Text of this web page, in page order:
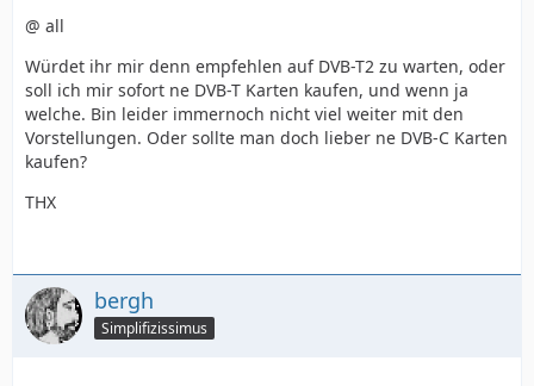
@ all
Würdet ihr mir denn empfehlen auf DVB-T2 zu warten, oder
soll ich mir sofort ne DVB-T Karten kaufen, und wenn ja
welche. Bin leider immernoch nicht viel weiter mit den
Vorstellungen. Oder sollte man doch lieber ne DVB-C Karten
kaufen?
THX
bergh
Simplifizissimus